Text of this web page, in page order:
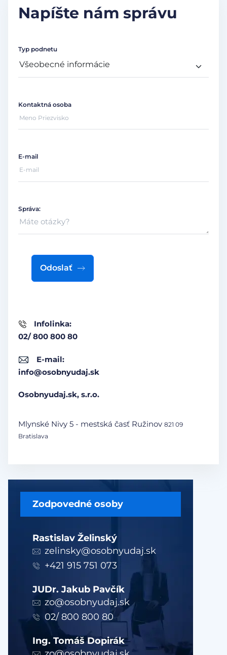
Zodpovedné osoby
Rastislav Želinský
zelinsky@osobnyudaj.sk
+421 915 751 073
JUDr. Jakub Pavčík
zo@osobnyudaj.sk
02/ 800 800 80
Ing. Tomáš Dopirák
Napíšte nám správu
Infolinka:
02/ 800 800 80
E-mail:
info@osobnyudaj.sk
Osobnyudaj.sk, s.r.o.
Mlynské Nivy 5 - mestská časť Ružinov 821 09
Bratislava
Typ podnetu
Kontaktná osoba
E-mail
Správa:
Odoslať